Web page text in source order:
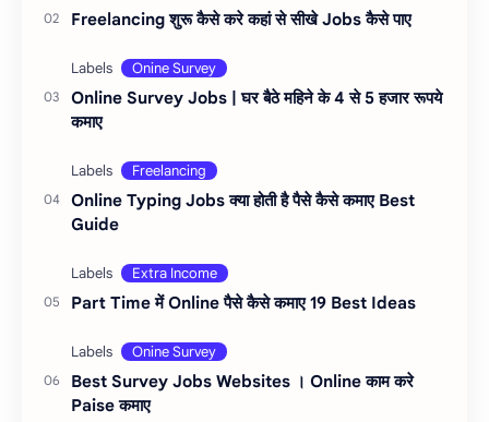
Freelancing शुरू कैसे करे कहां से सीखे Jobs कैसे पाए
Online Survey Jobs | घर बैठे महिने के 4 से 5 हजार रूपये
कमाए
Online Typing Jobs क्या होती है पैसे कैसे कमाए Best
Guide
Part Time में Online पैसे कैसे कमाए 19 Best Ideas
Best Survey Jobs Websites । Online काम करे
Paise कमाए